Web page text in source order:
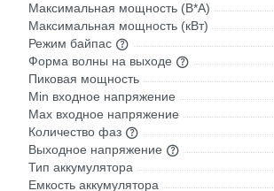
Максимальная мощность (В*А)
Максимальная мощность (кВт)
Режим байпас
Форма волны на выходе
Пиковая мощность
Min входное напряжение
Max входное напряжение
Количество фаз
Выходное напряжение
Тип аккумулятора
Емкость аккумулятора